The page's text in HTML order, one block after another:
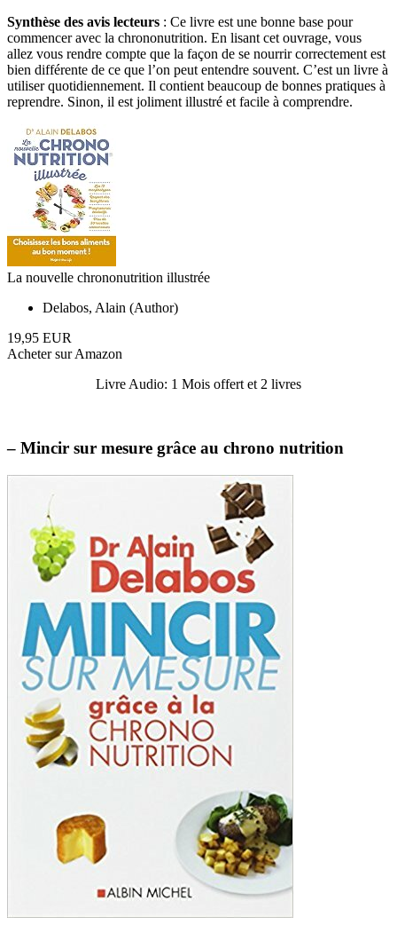
Synthèse des avis lecteurs : Ce livre est une bonne base pour
commencer avec la chrononutrition. En lisant cet ouvrage, vous
allez vous rendre compte que la façon de se nourrir correctement est
bien différente de ce que l’on peut entendre souvent. C’est un livre à
utiliser quotidiennement. Il contient beaucoup de bonnes pratiques à
reprendre. Sinon, il est joliment illustré et facile à comprendre.
La nouvelle chrononutrition illustrée
Delabos, Alain (Author)
19,95 EUR
Acheter sur Amazon
Livre Audio: 1 Mois offert et 2 livres
– Mincir sur mesure grâce au chrono nutrition